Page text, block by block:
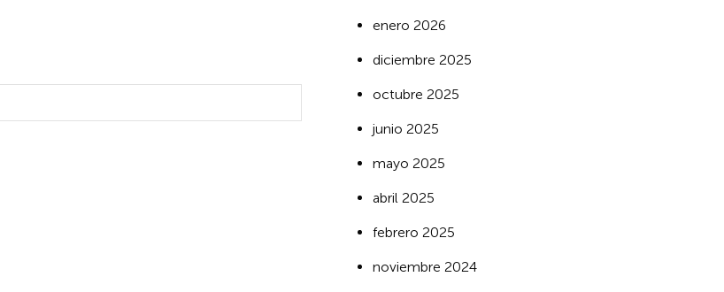
enero 2026
diciembre 2025
octubre 2025
junio 2025
mayo 2025
abril 2025
febrero 2025
noviembre 2024